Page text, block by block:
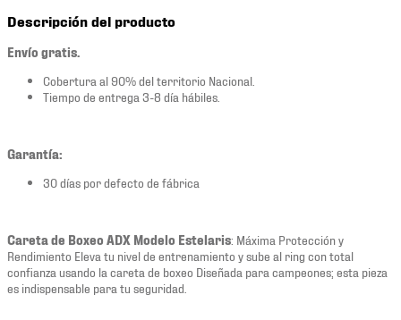
Descripción del producto
Envío gratis.
Cobertura al 90% del territorio Nacional.
Tiempo de entrega 3-8 día hábiles.
Garantía:
30 días por defecto de fábrica
Careta de Boxeo ADX Modelo Estelaris: Máxima Protección y
Rendimiento Eleva tu nivel de entrenamiento y sube al ring con total
confianza usando la careta de boxeo Diseñada para campeones; esta pieza
es indispensable para tu seguridad.